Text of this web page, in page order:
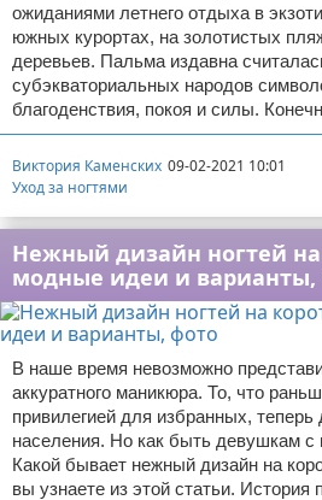
ожиданиями летнего отдыха в
южных курортах, на золотистых
деревьев. Пальма издавна
субэкваториальных народов
благоденствия, покоя и силы.
Виктория Каменских 09-02-2021 10:01
Уход за ногтями
Нежный дизайн ногтей на
модные идеи и варианты,
В наше время невозможно
аккуратного маникюра. То, что
привилегией для избранных,
населения. Но как быть девушкам с
Какой бывает нежный дизайн на
вы узнаете из этой статьи. История